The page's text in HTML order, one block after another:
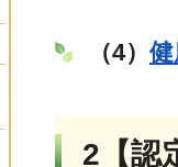
（4）
2【認